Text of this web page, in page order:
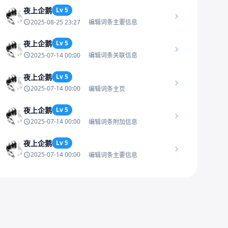
夜上企鹅 Lv 5
2025-08-25 23:27
编辑词条主要信息
夜上企鹅 Lv 5
2025-07-14 00:00
编辑词条关联信息
夜上企鹅 Lv 5
2025-07-14 00:00
编辑词条主页
夜上企鹅 Lv 5
2025-07-14 00:00
编辑词条附加信息
夜上企鹅 Lv 5
2025-07-14 00:00
编辑词条主要信息